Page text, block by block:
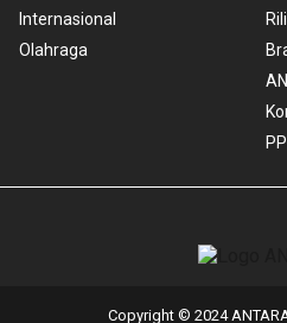
Internasional
Olahraga
Copyright © 2024